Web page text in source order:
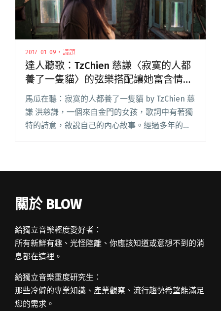
2017-01-09・議題
達人聽歌：TzChien 慈謙〈寂寞的人都
養了一隻貓〉的弦樂搭配讓她富含情感
的歌聲更顯動人
馬瓜在聽：寂寞的人都養了一隻貓 by TzChien 慈
謙 洪慈謙，一個來自金門的女孩，歌詞中有著獨
特的詩意，敘說自己的內心故事。經過多年的準
備，獨立發行了《生而為人的故事》，每一首歌
關於 BLOW
給獨立音樂輕度愛好者：
所有新鮮有趣、光怪陸離、你應該知道或意想不到的消
息都在這裡。
給獨立音樂重度研究生：
那些冷僻的專業知識、產業觀察、流行趨勢希望能滿足
您的需求。